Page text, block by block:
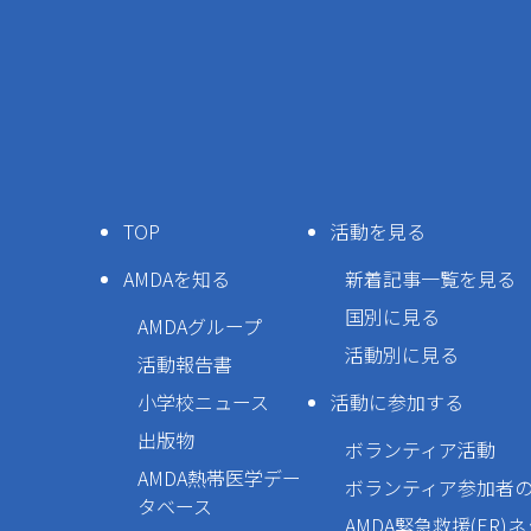
TOP
AMDAを知る
AMDAグループ
活動報告書
小学校ニュース
出版物
AMDA熱帯医学デー
タベース
活動を見る
新着記事一覧を見る
国別に見る
活動別に見る
活動に参加する
ボランティア活動
ボランティア参加者
AMDA緊急救援(ER)